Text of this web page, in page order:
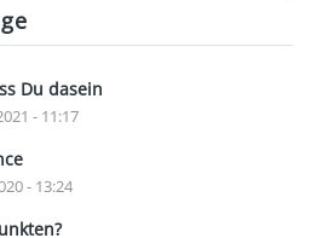
Du dasein
- 11:17
- 13:24